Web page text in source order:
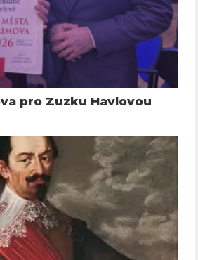
pro Zuzku Havlovou